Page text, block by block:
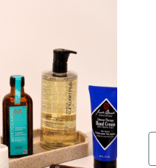
Soins du visage
Maquillage
Bain et Corps
Bijoux